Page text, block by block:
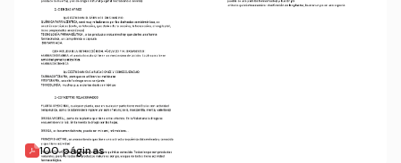
100 páginas